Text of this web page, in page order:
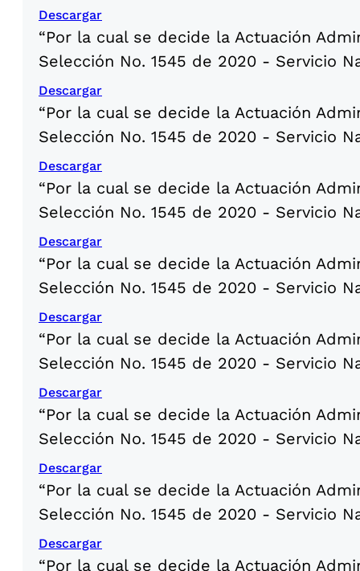
Descargar
“Por la cual se decide la Actuación
Selección No. 1545 de 2020 - Servicio
Descargar
“Por la cual se decide la Actuación
Selección No. 1545 de 2020 - Servicio
Descargar
“Por la cual se decide la Actuación
Selección No. 1545 de 2020 - Servicio
Descargar
“Por la cual se decide la Actuación
Selección No. 1545 de 2020 - Servicio
Descargar
“Por la cual se decide la Actuación
Selección No. 1545 de 2020 - Servicio
Descargar
“Por la cual se decide la Actuación
Selección No. 1545 de 2020 - Servicio
Descargar
“Por la cual se decide la Actuación
Selección No. 1545 de 2020 - Servicio
Descargar
“Por la cual se decide la Actuación